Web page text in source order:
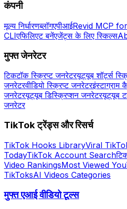
कंपनी
मूल्य निर्धारणब्लॉगएपीआईRevid MCP
CLIएफिलिएट बनेंएजेंट्स के लिए स्किल्स
मुफ्त जेनरेटर
टिकटॉक स्क्रिप्ट जनरेटरयूट्यूब शॉर्ट्स
जनरेटरवीडियो स्क्रिप्ट जनरेटरइंस्टाग्राम
जनरेटरयूट्यूब डिस्क्रिप्शन जनरेटरयूट्यूब
जनरेटर
TikTok ट्रेंड्स और रिसर्च
TikTok Hooks LibraryViral
TodayTikTok Account Search
Video RankingsMost Viewed
TikToksAI Videos Categories
मुफ्त एआई वीडियो टूल्स